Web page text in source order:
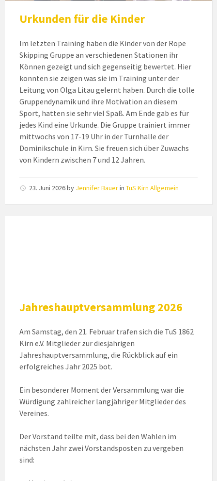
Urkunden für die Kinder
Im letzten Training haben die Kinder von der Rope
Skipping Gruppe an verschiedenen Stationen ihr
Können gezeigt und sich gegenseitig bewertet. Hier
konnten sie zeigen was sie im Training unter der
Leitung von Olga Litau gelernt haben. Durch die tolle
Gruppendynamik und ihre Motivation an diesem
Sport, hatten sie sehr viel Spaß. Am Ende gab es für
jedes Kind eine Urkunde. Die Gruppe trainiert immer
mittwochs von 17-19 Uhr in der Turnhalle der
Dominikschule in Kirn. Sie freuen sich über Zuwachs
von Kindern zwischen 7 und 12 Jahren.
23. Juni 2026by Jennifer Bauerin TuS Kirn Allgemein
Jahreshauptversammlung 2026
Am Samstag, den 21. Februar trafen sich die TuS 1862
Kirn e.V. Mitglieder zur diesjährigen
Jahreshauptversammlung, die Rückblick auf ein
erfolgreiches Jahr 2025 bot.
Ein besonderer Moment der Versammlung war die
Würdigung zahlreicher langjähriger Mitglieder des
Vereines.
Der Vorstand teilte mit, dass bei den Wahlen im
nächsten Jahr zwei Vorstandsposten zu vergeben
sind: